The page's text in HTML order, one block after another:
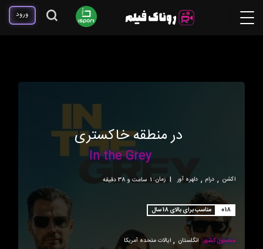
ورود
در منطقه خاکستری
In the Grey
اکشن , درام , دلهره آور | زمان: 1ساعت و 38 دقیقه
+18 مناسب برای بالای 18 سال
محصول کشور: انگلستان , ایالات متحده آمریکا